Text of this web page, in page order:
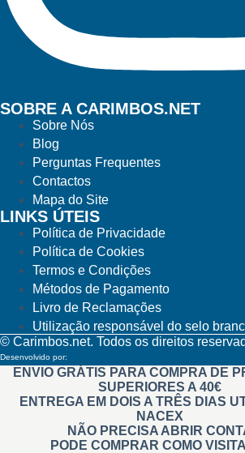
SOBRE A CARIMBOS.NET
Sobre Nós
Blog
Perguntas Frequentes
Contactos
Mapa do Site
LINKS ÚTEIS
Política de Privacidade
Política de Cookies
Termos e Condições
Métodos de Pagamento
Livro de Reclamações
Utilização responsável do selo
© Carimbos.net. Todos os direitos
Desenvolvido por:
ENVIO GRÁTIS PARA COMPRA DE
SUPERIORES A 40€
ENTREGA EM DOIS A TRÊS DIAS
NACEX
NÃO PRECISA ABRIR
PODE COMPRAR COMO